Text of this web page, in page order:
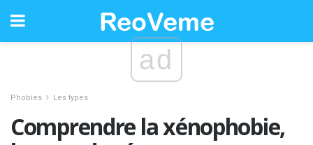
ad
Phobies Les types
Comprendre la xénophobie,